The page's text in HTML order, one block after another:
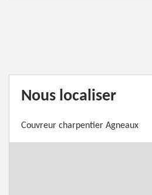
Nous localiser
Couvreur charpentier Agneaux